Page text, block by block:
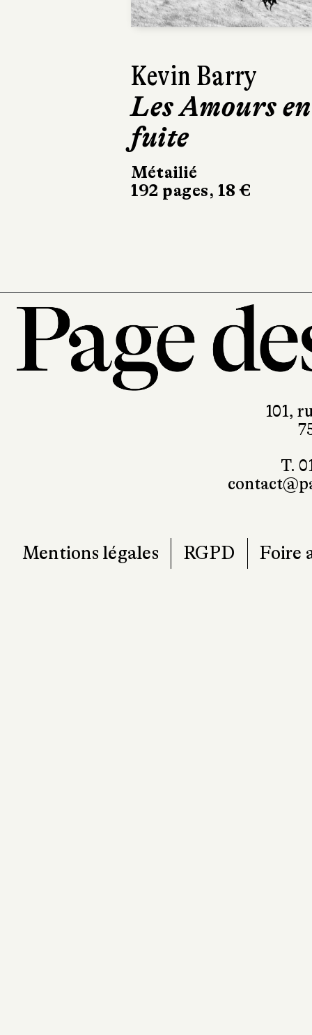
Amira Ghenim
Le Désastre de
la maison des
notables
10/18
101,
T.
Mentions légales RGPD Foire